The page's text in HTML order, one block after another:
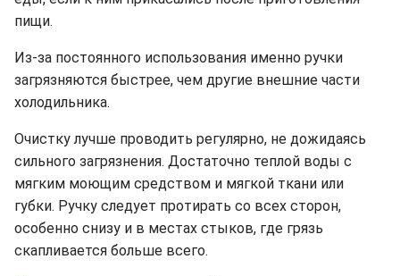
пищи.
Из-за постоянного использования именно ручки
загрязняются быстрее, чем другие внешние части
холодильника.
Очистку лучше проводить регулярно, не дожидаясь
сильного загрязнения. Достаточно теплой воды с
мягким моющим средством и мягкой ткани или
губки. Ручку следует протирать со всех сторон,
особенно снизу и в местах стыков, где грязь
скапливается больше всего.